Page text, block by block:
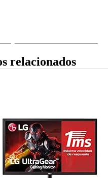
relacionados